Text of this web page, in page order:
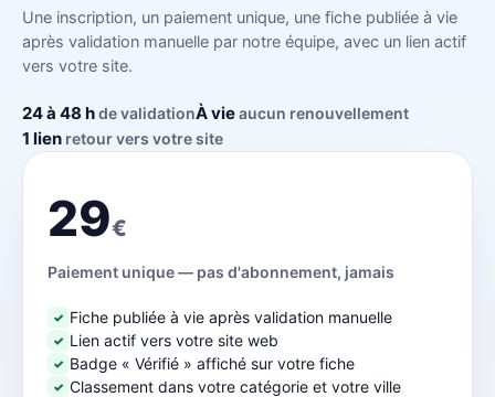
Une inscription, un paiement unique, une fiche publiée à vie
après validation manuelle par notre équipe, avec un lien actif
vers votre site.
24 à 48 hde validationÀ vieaucun renouvellement
1 lien retour vers votre site
29€
Paiement unique — pas d'abonnement, jamais
✓ Fiche publiée à vie après validation manuelle
✓ Lien actif vers votre site web
✓ Badge « Vérifié » affiché sur votre fiche
✓ Classement dans votre catégorie et votre ville